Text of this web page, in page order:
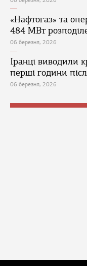
«Нафтогаз» та
484 МВт
06 березня, 2026
Іранці виводили
перші години
06 березня, 2026